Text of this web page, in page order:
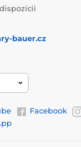
bauer.cz
Facebook